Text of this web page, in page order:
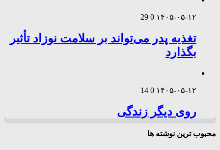
۱۴۰۵-۰۵-۱۲ 0
29
تغذیه پدر می‌تواند بر سلامت نوزاد تأثیر
بگذارد
۱۴۰۵-۰۵-۱۲ 0
14
روی دیگر زندگی
محبوب ترین نوشته ها